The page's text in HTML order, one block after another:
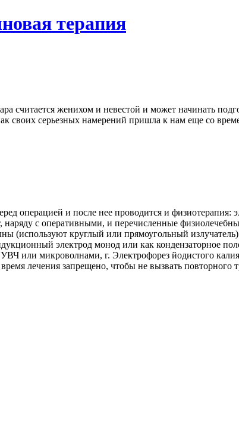
терапия
считается женихом и невестой и может начинать
своих серьезных намерений пришла к нам еще со
операцией и после нее проводится и физиотерапия:
с оперативными, и перечисленные
круглый или прямоугольный излучатель)
электрод монод или как кондензаторное
или микроволнами, г. Электрофорез йодистого
лечения запрещено, чтобы не вызвать повторного